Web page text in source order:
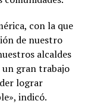
con la que
de nuestro
alcaldes
un gran trabajo
lograr
indicó.